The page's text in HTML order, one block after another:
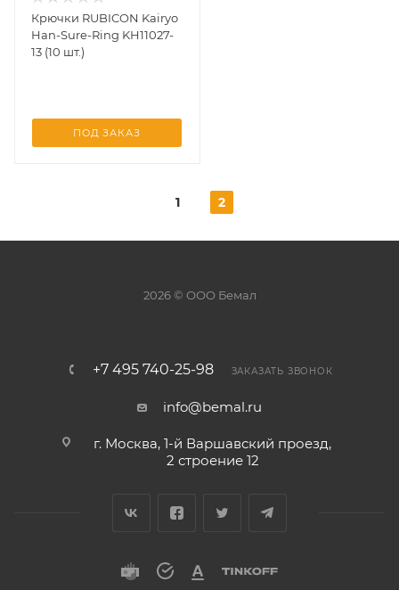
Крючки RUBICON Kairyo
Han-Sure-Ring KH11027-
13 (10 шт.)
ПОД ЗАКАЗ
1 2
2026 © ООО Бемал
+7 495 740-25-98 ЗАКАЗАТЬ ЗВОНОК
info@bemal.ru
г. Москва, 1-й Варшавский проезд,
2 строение 12